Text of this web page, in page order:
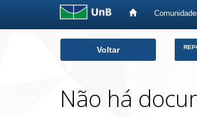
Voltar
Não há